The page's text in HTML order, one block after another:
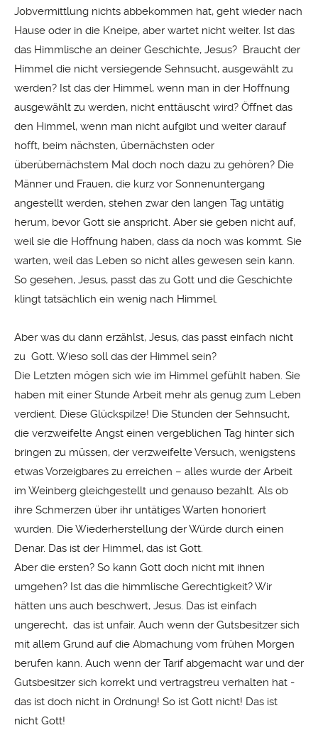
Jobvermittlung nichts abbekommen hat, geht wieder nach
Hause oder in die Kneipe, aber wartet nicht weiter. Ist das
das Himmlische an deiner Geschichte, Jesus? Braucht der
Himmel die nicht versiegende Sehnsucht, ausgewählt zu
werden? Ist das der Himmel, wenn man in der Hoffnung
ausgewählt zu werden, nicht enttäuscht wird? Öffnet das
den Himmel, wenn man nicht aufgibt und weiter darauf
hofft, beim nächsten, übernächsten oder
überübernächstem Mal doch noch dazu zu gehören? Die
Männer und Frauen, die kurz vor Sonnenuntergang
angestellt werden, stehen zwar den langen Tag untätig
herum, bevor Gott sie anspricht. Aber sie geben nicht auf,
weil sie die Hoffnung haben, dass da noch was kommt. Sie
warten, weil das Leben so nicht alles gewesen sein kann.
So gesehen, Jesus, passt das zu Gott und die Geschichte
klingt tatsächlich ein wenig nach Himmel.
Aber was du dann erzählst, Jesus, das passt einfach nicht
zu Gott. Wieso soll das der Himmel sein?
Die Letzten mögen sich wie im Himmel gefühlt haben. Sie
haben mit einer Stunde Arbeit mehr als genug zum Leben
verdient. Diese Glückspilze! Die Stunden der Sehnsucht,
die verzweifelte Angst einen vergeblichen Tag hinter sich
bringen zu müssen, der verzweifelte Versuch, wenigstens
etwas Vorzeigbares zu erreichen – alles wurde der Arbeit
im Weinberg gleichgestellt und genauso bezahlt. Als ob
ihre Schmerzen über ihr untätiges Warten honoriert
wurden. Die Wiederherstellung der Würde durch einen
Denar. Das ist der Himmel, das ist Gott.
Aber die ersten? So kann Gott doch nicht mit ihnen
umgehen? Ist das die himmlische Gerechtigkeit? Wir
hätten uns auch beschwert, Jesus. Das ist einfach
ungerecht, das ist unfair. Auch wenn der Gutsbesitzer sich
mit allem Grund auf die Abmachung vom frühen Morgen
berufen kann. Auch wenn der Tarif abgemacht war und der
Gutsbesitzer sich korrekt und vertragstreu verhalten hat -
das ist doch nicht in Ordnung! So ist Gott nicht! Das ist
nicht Gott!